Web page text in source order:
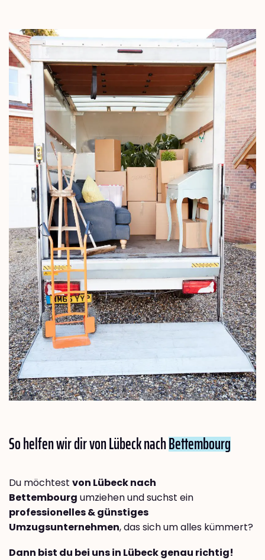
So helfen wir dir von Lübeck nachBettembourg
Du möchtest von Lübeck nach
Bettembourg umziehen und suchst ein
professionelles & günstiges
Umzugsunternehmen, das sich um alles kümmert?
Dann bist du bei uns in Lübeck genau richtig!